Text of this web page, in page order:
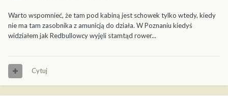
Warto wspomnieć, że tam pod kabiną jest schowek tylko wtedy, kiedy
nie ma tam zasobnika z amunicją do działa. W Poznaniu kiedyś
widziałem jak Redbullowcy wyjęli stamtąd rower...
Cytuj